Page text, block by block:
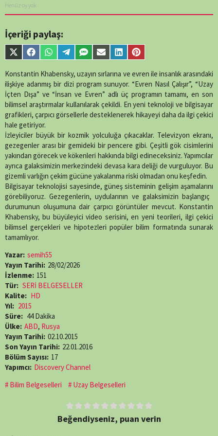
Henüz oy yok
İçeriği paylaş:
Share
on
(Twitter)
Share
on
Facebook
Share
on
WhatsApp
Share
on
Telegram
Share
on
Share
on
Email
Share
on
Share
on
Pinterest
Konstantin Khabensky, uzayın sırlarına ve evren ile insanlık arasındaki
ilişkiye adanmış bir dizi program sunuyor. “Evren Nasıl Çalışır”, “Uzay
İçten Dışa” ve “İnsan ve Evren” adlı üç programın tamamı, en son
bilimsel araştırmalar kullanılarak çekildi. En yeni teknoloji ve bilgisayar
grafikleri, çarpıcı görsellerle desteklenerek hikayeyi daha da ilgi çekici
hale getiriyor.
İzleyiciler büyük bir kozmik yolculuğa çıkacaklar. Televizyon ekranı,
gezegenler arası bir gemideki bir pencere gibi. Çeşitli gök cisimlerini
yakından görecek ve kökenleri hakkında bilgi edineceksiniz. Yapımcılar
ayrıca galaksimizin merkezindeki devasa kara deliği de vurguluyor. Bu
gizemli varlığın çekim gücüne yakalanma riski olmadan onu keşfedin.
Bilgisayar teknolojisi sayesinde, güneş sisteminin gelişim aşamalarını
görebiliyoruz. Gezegenlerin, uydularının ve galaksimizin başlangıç ​​
durumunun oluşumuna dair çarpıcı görüntüler mevcut. Konstantin
Khabensky, bu büyüleyici video serisini, en yeni teorileri, ilgi çekici
bilimsel gerçekleri ve hipotezleri popüler bilim formatında sunarak
tamamlıyor.
Yazar: semih55
Yayın Tarihi: 28/02/2026
İzlenme: 151
Tür: SERİ BELGESELLER
Kalite: HD
Yıl: 2015
Süre: 44 Dakika
Ülke: ABD, Rusya
Yayın Tarihi: 02.10.2015
Son Yayın Tarihi: 22.01.2016
Bölüm Sayısı: 17
Yapımcı: Discovery Channel
Bilim Belgeselleri
Uzay Belgeselleri
Beğendiyseniz, puan verin